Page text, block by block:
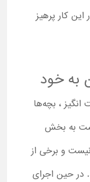
این کار پرهیز
به خود
انگیز ، بچه‌ها
به بخش
و برخی از
در حین اجرای